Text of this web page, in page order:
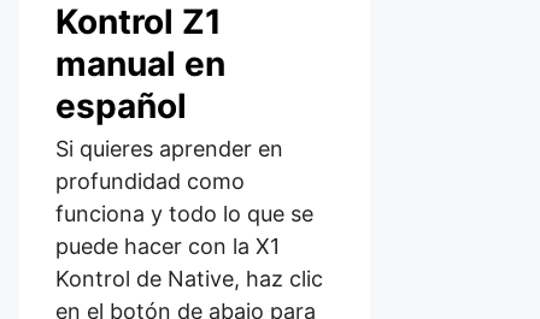
Kontrol Z1
manual en
español
Si quieres aprender en
profundidad como
funciona y todo lo que se
puede hacer con la X1
Kontrol de Native, haz clic
en el botón de abajo para